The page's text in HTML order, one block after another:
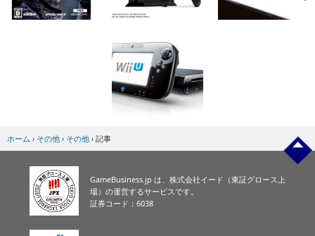
ホーム › その他 › その他 › 記事
GameBusiness.jp は、株式会社イード（東証グロース上
場）の運営するサービスです。
証券コード：6038